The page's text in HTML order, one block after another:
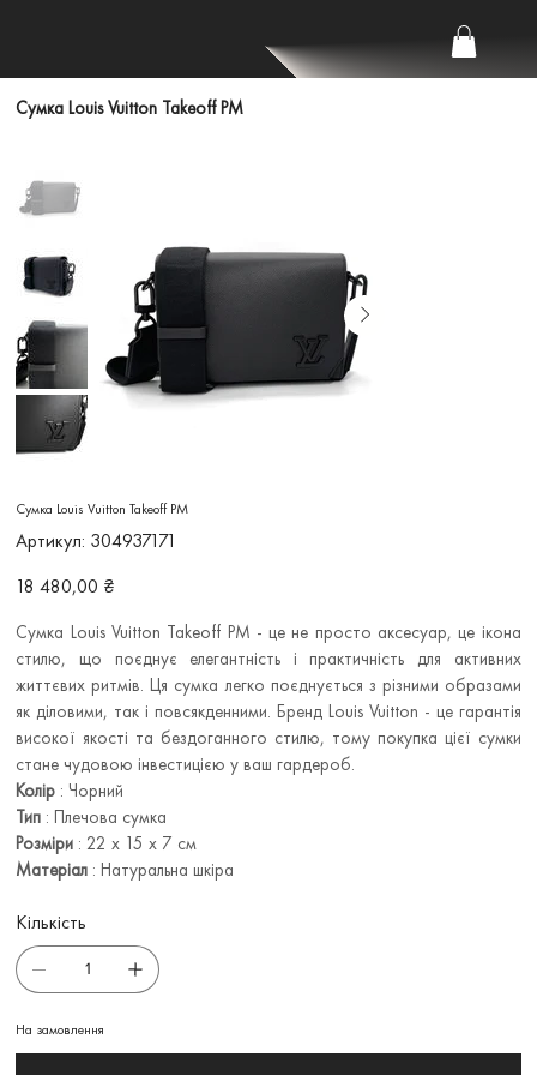
Сумка Louis Vuitton Takeoff PM
Сумка Louis Vuitton Takeoff PM
Артикул:
Артикул
304937171
304937171
Ціна
18 480,00 ₴
Сумка Louis Vuitton Takeoff PM - це не просто аксесуар, це ікона
стилю, що поєднує елегантність і практичність для активних
життєвих ритмів. Ця сумка легко поєднується з різними образами
як діловими, так і повсякденними. Бренд Louis Vuitton - це гарантія
високої якості та бездоганного стилю, тому покупка цієї сумки
стане чудовою інвестицією у ваш гардероб.
Колір : Чорний
Тип : Плечова сумка
Розміри : 22 х 15 х 7 см
Матеріал : Натуральна шкіра
Кількість
На замовлення